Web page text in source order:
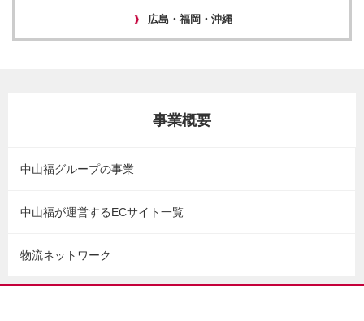
広島・福岡・沖縄
事業概要
中山福グループの事業
中山福が運営するECサイト一覧
物流ネットワーク